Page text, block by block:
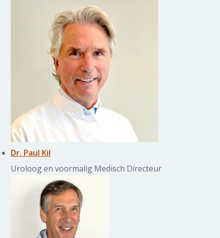
Dr. Paul Kil
Uroloog en voormalig Medisch Directeur